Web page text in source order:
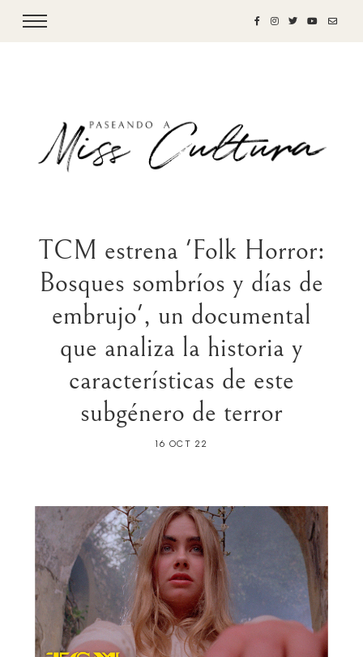
TCM estrena 'Folk Horror:
Bosques sombríos y días de
embrujo', un documental
que analiza la historia y
características de este
subgénero de terror
16 OCT 22